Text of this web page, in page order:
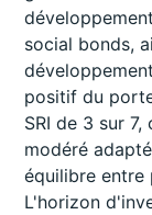
social bonds,
positif du
SRI de 3 sur
modéré
équilibre entre
L'horizon